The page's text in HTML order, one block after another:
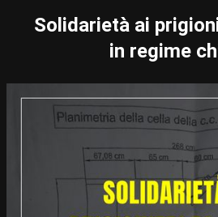
Solidarietà ai
in regime